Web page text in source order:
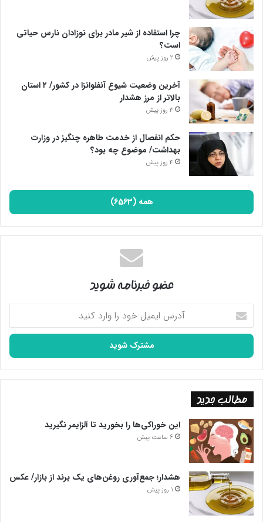
چرا استفاده از شیر مادر برای نوزادان نارس حیاتی
است؟
2 روز پیش
آخرین وضعیت شیوع آنفلوانزا در کشور/ ۲ استان
بالاتر از مرز هشدار
3 روز پیش
حکم انفصال از خدمت طاهره چنگیز در وزارت
بهداشت/ موضوع چه بود؟
4 روز پیش
همه (6563)
عضو خبرنامه شوید
آدرس
ایمیل
خود
وارد
کنید
مطالب جدید
این خوراکی‌ها را بخورید تا آلزایمر نگیرید
6 ساعت پیش
هشدار؛ جمع‌آوری روغن‌های یک برند از بازار/ عکس
1 روز پیش